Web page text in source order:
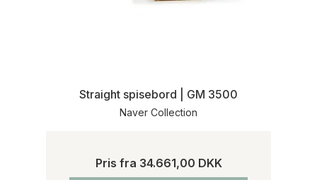
Straight spisebord | GM 3500
Naver Collection
Pris fra 34.661,00 DKK